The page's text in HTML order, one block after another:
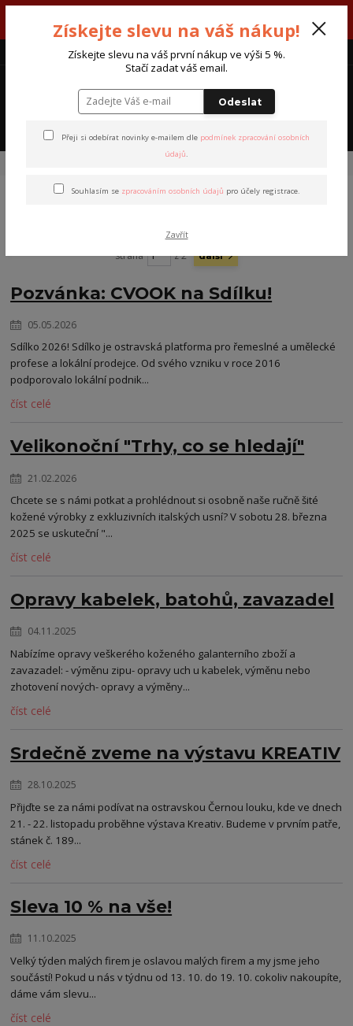
od 7:00 do 15:30 hodin.
CZK
strana z 2 další
Pozvánka: CVOOK na Sdílku!
05.05.2026
Sdílko 2026! Sdílko je ostravská platforma pro řemeslné a umělecké
profese a lokální prodejce. Od svého vzniku v roce 2016
podporovalo lokální podnik...
číst celé
Velikonoční "Trhy, co se hledají"
21.02.2026
Chcete se s námi potkat a prohlédnout si osobně naše ručně šité
kožené výrobky z exkluzivních italských usní? V sobotu 28. března
2025 se uskuteční "...
číst celé
Opravy kabelek, batohů, zavazadel
04.11.2025
Nabízíme opravy veškerého koženého galanterního zboží a
zavazadel: - výměnu zipu- opravy uch u kabelek, výměnu nebo
zhotovení nových- opravy a výměny...
číst celé
Srdečně zveme na výstavu KREATIV
28.10.2025
Přijďte se za námi podívat na ostravskou Černou louku, kde ve dnech
21. - 22. listopadu proběhne výstava Kreativ. Budeme v prvním patře,
stánek č. 189...
číst celé
Sleva 10 % na vše!
11.10.2025
Velký týden malých firem je oslavou malých firem a my jsme jeho
součástí! Pokud u nás v týdnu od 13. 10. do 19. 10. cokoliv nakoupíte,
dáme vám slevu...
číst celé
Získejte slevu na váš nákup!
Získejte slevu na váš první nákup ve výši 5 %.
Stačí zadat váš email.
Odeslat
Přeji si odebírat novinky e-mailem dle podmínek zpracování osobních
údajů.
Souhlasím se zpracováním osobních údajů pro účely registrace.
Zavřít